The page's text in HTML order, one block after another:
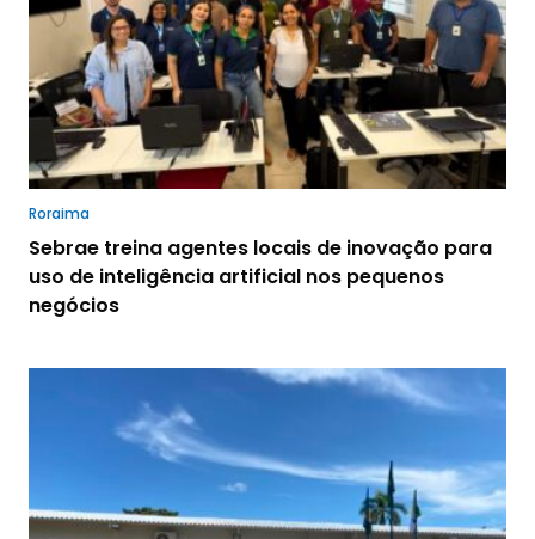
Roraima
Sebrae treina agentes locais de inovação para
uso de inteligência artificial nos pequenos
negócios